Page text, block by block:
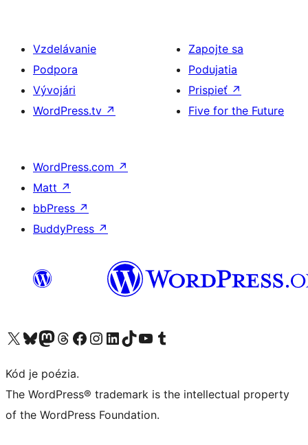
Vzdelávanie
Podpora
Vývojári
WordPress.tv ↗
Zapojte sa
Podujatia
Prispieť ↗
Five for the Future
WordPress.com ↗
Matt ↗
bbPress ↗
BuddyPress ↗
Navštívte náš účet na X (predtým Twitter)
Navštívte náš účet na platforme Bluesky
Navštívte náš účet na Mastodone
Navštívte náš účet na platforme Threads
Navštívte našu stránku na Facebooku
Navštívte náš účet Instagram
Navštívte náš účet LinkedIn
Navštívte náš účet na platforme TikTok
Navštívte náš kanál YouTube
Navštívte náš účet na platforme Tumblr
Kód je poézia.
The WordPress® trademark is the intellectual property
of the WordPress Foundation.